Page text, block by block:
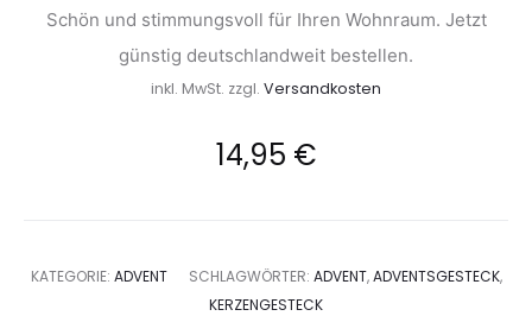
Schön und stimmungsvoll für Ihren Wohnraum. Jetzt
günstig deutschlandweit bestellen.
inkl. MwSt. zzgl. Versandkosten
14,95 €
KATEGORIE: ADVENT SCHLAGWÖRTER: ADVENT,ADVENTSGESTECK,
KERZENGESTECK